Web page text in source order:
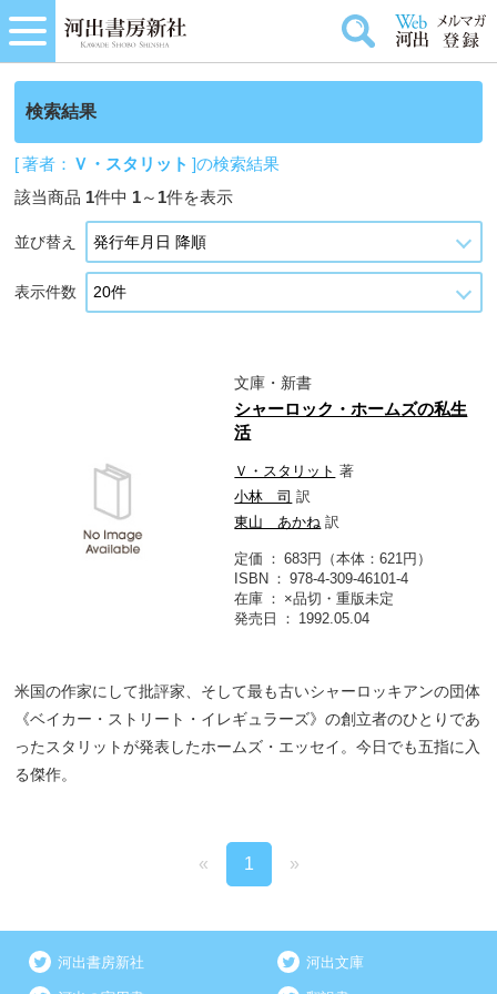
検索結果
[ 著者： Ｖ・スタリット ]の検索結果
該当商品 1件中 1～ 1件を表示
並び替え
表示件数
文庫・新書
シャーロック・ホームズの私生
活
Ｖ・スタリット 著
小林 司 訳
東山 あかね 訳
定価
683円（本体：621円）
ISBN
978-4-309-46101-4
在庫
×品切・重版未定
発売日
1992.05.04
米国の作家にして批評家、そして最も古いシャーロッキアンの団体
《ベイカー・ストリート・イレギュラーズ》の創立者のひとりであ
ったスタリットが発表したホームズ・エッセイ。今日でも五指に入
る傑作。
« 1 »
河出書房新社 河出文庫